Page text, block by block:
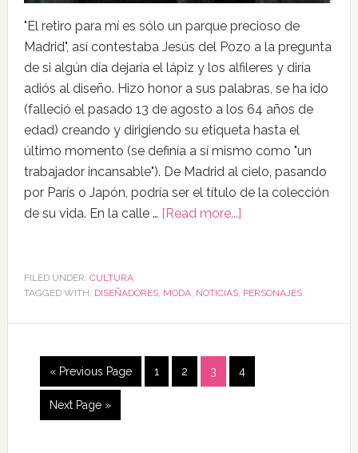
"El retiro para mí es sólo un parque precioso de
Madrid", así contestaba Jesús del Pozo a la pregunta
de si algún día dejaría el lápiz y los alfileres y diría
adiós al diseño. Hizo honor a sus palabras, se ha ido
(falleció el pasado 13 de agosto a los 64 años de
edad) creando y dirigiendo su etiqueta hasta el
último momento (se definía a sí mismo como "un
trabajador incansable"). De Madrid al cielo, pasando
por París o Japón, podría ser el título de la colección
de su vida. En la calle … [Read more...]
FILED UNDER: CULTURA
TAGGED WITH: DISEÑADORES, MODA, NOTICIAS, PERSONAJES
« Previous Page 1 2 3 4
Next Page »